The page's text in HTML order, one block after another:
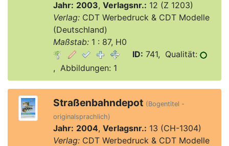
Jahr: 2003, Verlagsnr.: 12 (Z 1203)
Verlag:CDT Werbedruck & CDT Modelle
(Deutschland)
Maßstab:1 : 87, H0
ID: 741, Qualität:
, Abbildungen: 1
Straßenbahndepot (Bogentitel -
originalsprachlich)
Jahr: 2004, Verlagsnr.: 13 (CH-1304)
Verlag:CDT Werbedruck & CDT Modelle